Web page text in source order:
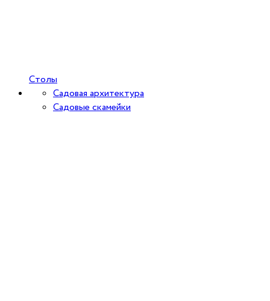
Столы
Садовая архитектура
Садовые скамейки